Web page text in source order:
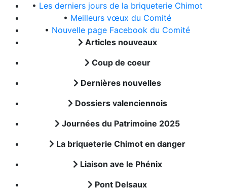
• Les derniers jours de la briqueterie Chimot
• Meilleurs vœux du Comité
• Nouvelle page Facebook du Comité
Articles nouveaux
Coup de coeur
Dernières nouvelles
Dossiers valenciennois
Journées du Patrimoine 2025
La briqueterie Chimot en danger
Liaison ave le Phénix
Pont Delsaux